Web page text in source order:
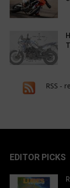
RSS -
EDITOR PICKS